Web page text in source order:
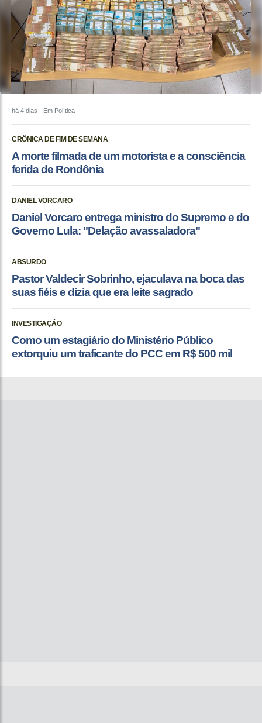
há 4 dias - Em Política
CRÔNICA DE FIM DE SEMANA
A morte filmada de um motorista e a consciência
ferida de Rondônia
DANIEL VORCARO
Daniel Vorcaro entrega ministro do Supremo e do
Governo Lula: "Delação avassaladora"
ABSURDO
Pastor Valdecir Sobrinho, ejaculava na boca das
suas fiéis e dizia que era leite sagrado
INVESTIGAÇÃO
Como um estagiário do Ministério Público
extorquiu um traficante do PCC em R$ 500 mil